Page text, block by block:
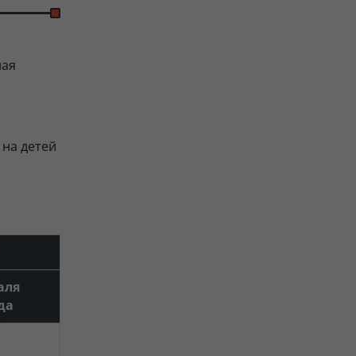
детей